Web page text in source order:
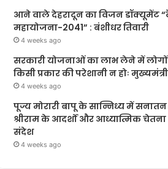
आने वाले देहरादून का विजन डॉक्यूमेंट
महायोजना-2041” : बंशीधर तिवारी
4 weeks ago
सरकारी योजनाओं का लाभ लेने में
किसी प्रकार की परेशानी न होः मुख्यमंत्री
4 weeks ago
पूज्य मोरारी बापू के सान्निध्य में
श्रीराम के आदर्शों और आध्यात्मिक चेतना
संदेश
4 weeks ago